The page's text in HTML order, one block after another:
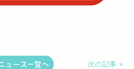
ュース一覧へ 次の記事 »